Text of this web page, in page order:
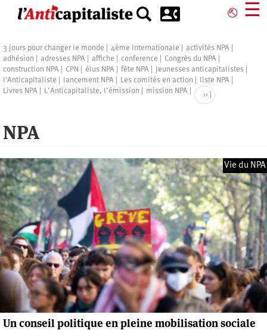
principal
⎋ ☰
3 jours pour changer le monde 4ème Internationale
activités NPA
adhésion
adresses NPA affiche conference
Congrès du NPA
construction NPA
CPN élus NPA fête NPA
Jeunesses anticapitalistes
l'Anticapitaliste
lancement NPA Les comités en action
liste NPA
Livres NPA
L’Anticapitaliste, l’émission mission NPA
Pagination
Page
suivante
››
NPA
Vie du NPA
Un conseil politique en pleine mobilisation sociale